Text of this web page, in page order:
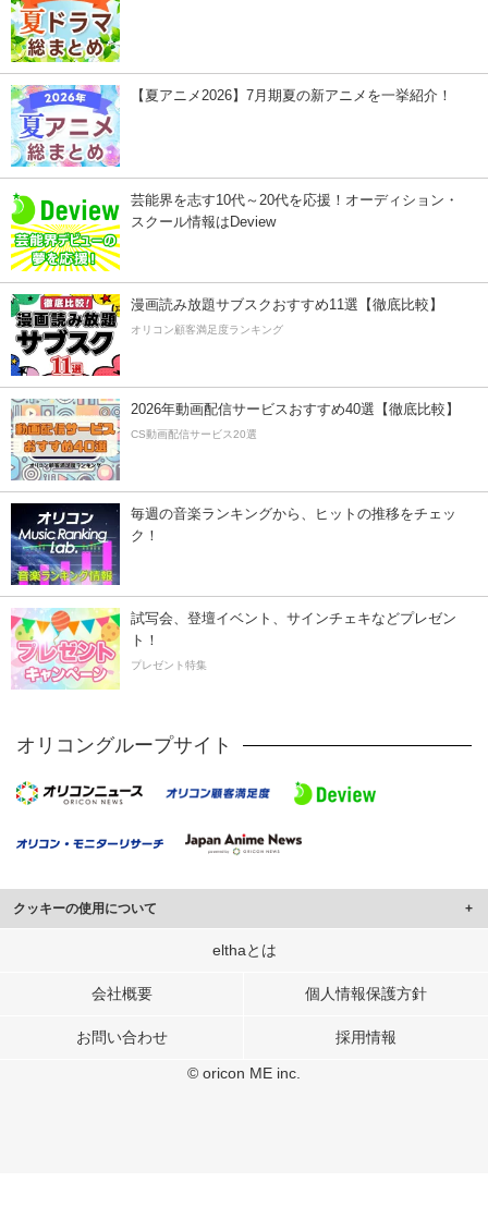
【夏アニメ2026】7月期夏の新アニメを一挙紹介！
芸能界を志す10代～20代を応援！オーディション・
スクール情報はDeview
漫画読み放題サブスクおすすめ11選【徹底比較】
オリコン顧客満足度ランキング
2026年動画配信サービスおすすめ40選【徹底比較】
CS動画配信サービス20選
毎週の音楽ランキングから、ヒットの推移をチェッ
ク！
試写会、登壇イベント、サインチェキなどプレゼン
ト！
プレゼント特集
オリコングループサイト
クッキーの使用について
このサイトでは Cookie を使用して、ユーザーに合わせたコンテンツや広告の
行っています。
メディアや広告配信、データ解析の各パートナーに提供しています。
elthaとは
会社概要 個人情報保護方針
お問い合わせ 採用情報
© oricon ME inc.